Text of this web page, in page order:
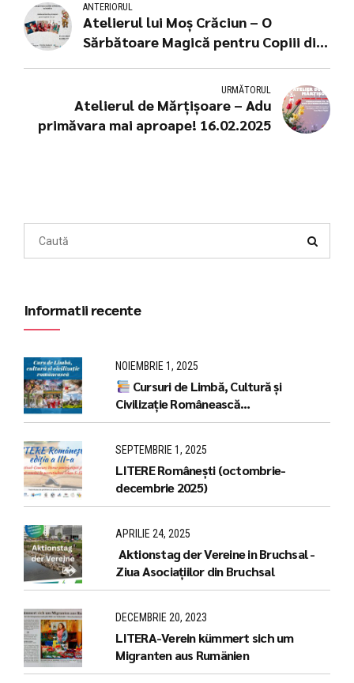
ANTERIORUL
Atelierul lui Moș Crăciun – O
Sărbătoare Magică pentru Copiii din
URMĂTORUL
Atelierul de Mărțișoare – Adu
primăvara mai aproape! 16.02.2025
Informatii recente
NOIEMBRIE 1, 2025
Cursuri de Limbă, Cultură și
Civilizație Românească
(LCCR),Bruchsal /Pforzheim
SEPTEMBRIE 1, 2025
LITERE Românești (octombrie-
decembrie 2025)
APRILIE 24, 2025
Aktionstag der Vereine in Bruchsal -
Ziua Asociațiilor din Bruchsal
DECEMBRIE 20, 2023
LITERA-Verein kümmert sich um
Migranten aus Rumänien